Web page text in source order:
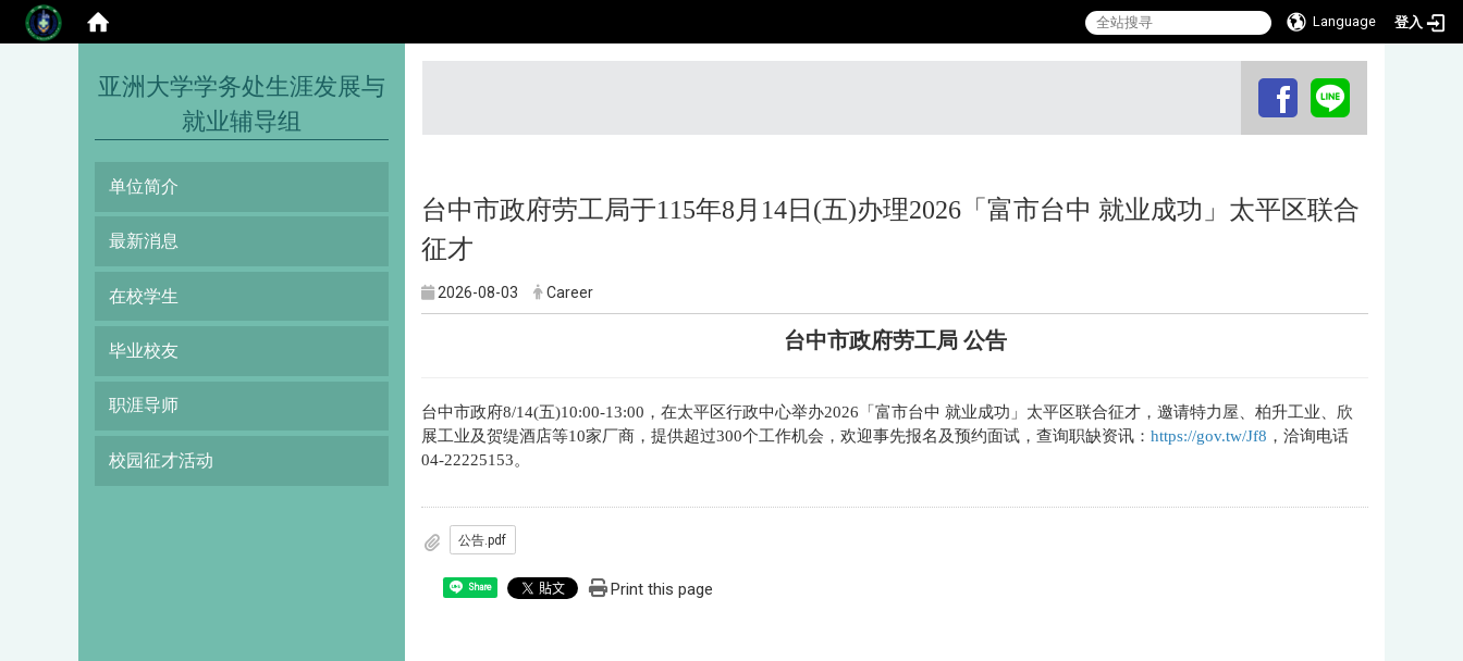
Language 登入
亚洲大学学务处生涯发展与
就业辅导组
单位简介
最新消息
在校学生
毕业校友
职涯导师
校园征才活动
台中市政府劳工局于115年8月14日(五)办理2026「富市台中 就业成功」太平区联合
征才
2026-08-03 Career
台中市政府劳工局 公告
台中市政府8/14(五)10:00-13:00，在太平区行政中心举办2026「富市台中 就业成功」太平区联合征才，邀请特力屋、柏升工业、欣
展工业及贺缇酒店等10家厂商，提供超过300个工作机会，欢迎事先报名及预约面试，查询职缺资讯： https://gov.tw/Jf8 ，洽询电话
04-22225153。
公告.pdf
Share Print this page